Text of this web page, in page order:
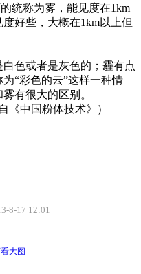
统称为雾，能见度在1km
好些，大概在1km以上但
色或者是灰色的；霾有点
“彩色的云”这样一种情
有很大的区别。
技术》）
8-17 12:01
大图